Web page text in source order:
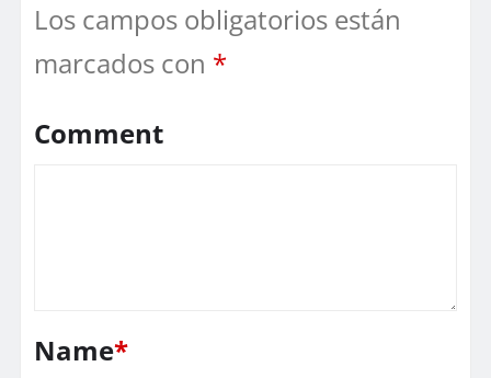
Los campos obligatorios están
marcados con *
Comment
Name*